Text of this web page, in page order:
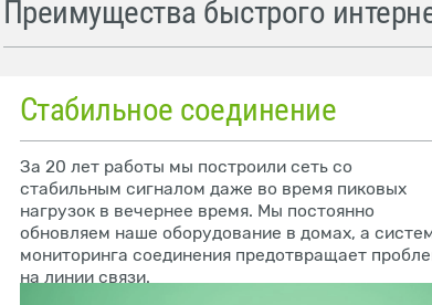
Преимущества быстрого
Стабильное соединение
За 20 лет работы мы построили сеть со
стабильным сигналом даже во время пиковых
нагрузок в вечернее время. Мы постоянно
обновляем наше оборудование в домах, а
мониторинга соединения предотвращает
на линии связи.